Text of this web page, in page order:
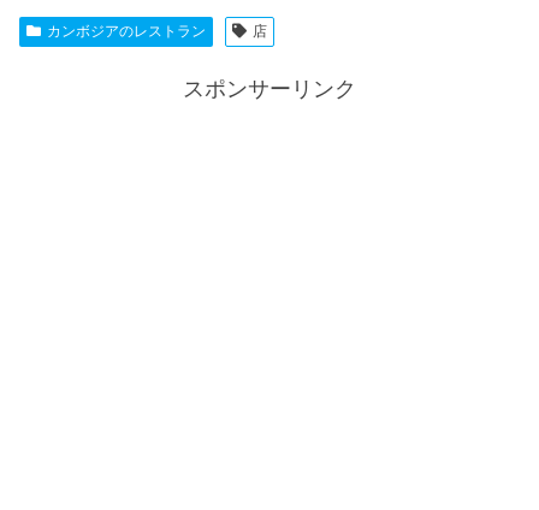
カンボジアのレストラン 店
スポンサーリンク